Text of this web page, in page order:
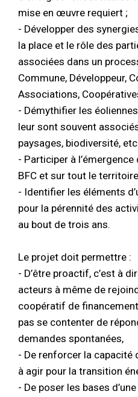
mise en œuvre requiert ;
- Développer des
la place et le rôle des
associées dans un
Commune, Développeur,
Associations,
- Démythifier les
leur sont souvent
paysages, biodiversité,
- Participer à
BFC et sur tout le
- Identifier les éléments
pour la pérennité des
au bout de trois ans.
Le projet doit permettre :
- D’être proactif, c’est à
acteurs à même de
coopératif de
pas se contenter de
demandes spontanées,
- De renforcer la capacité
à agir pour la transition
- De poser les bases